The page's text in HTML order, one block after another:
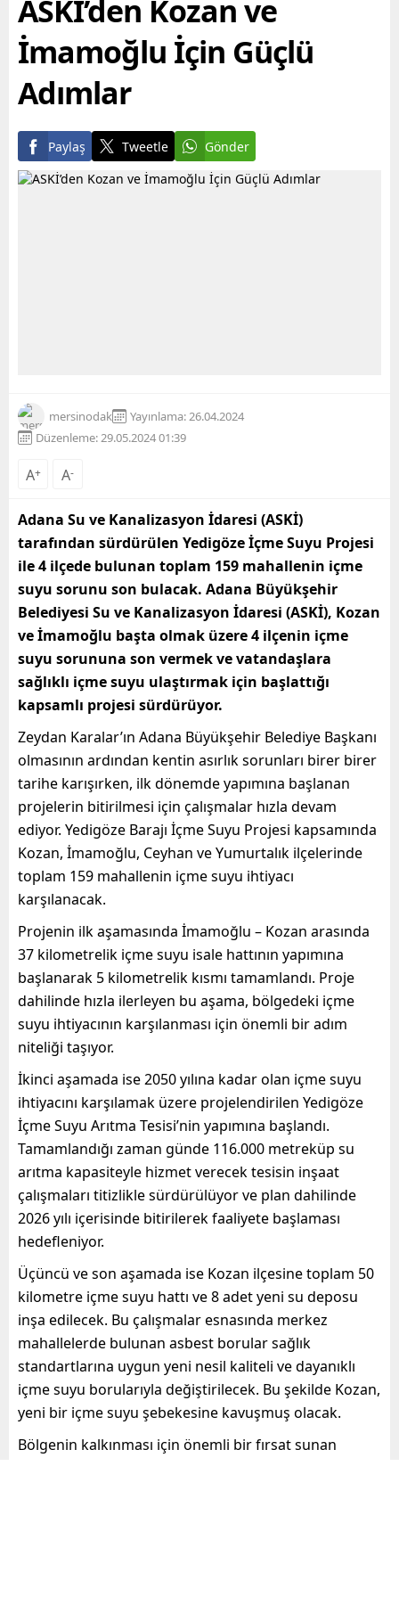
alabilmesine destek
olmayı hedefleyen
Büyükşehir...
yapının...
ASKİ’den Kozan ve
İmamoğlu İçin Güçlü
Adımlar
Paylaş Tweetle Gönder
mersinodak
Yayınlama: 26.04.2024
Düzenleme: 29.05.2024 01:39
A+ A-
Adana Su ve Kanalizasyon İdaresi (ASKİ)
tarafından sürdürülen Yedigöze İçme Suyu Projesi
ile 4 ilçede bulunan toplam 159 mahallenin içme
suyu sorunu son bulacak. Adana Büyükşehir
Belediyesi Su ve Kanalizasyon İdaresi (ASKİ), Kozan
ve İmamoğlu başta olmak üzere 4 ilçenin içme
suyu sorununa son vermek ve vatandaşlara
sağlıklı içme suyu ulaştırmak için başlattığı
kapsamlı projesi sürdürüyor.
Zeydan Karalar’ın Adana Büyükşehir Belediye Başkanı
olmasının ardından kentin asırlık sorunları birer birer
tarihe karışırken, ilk dönemde yapımına başlanan
projelerin bitirilmesi için çalışmalar hızla devam
ediyor. Yedigöze Barajı İçme Suyu Projesi kapsamında
Kozan, İmamoğlu, Ceyhan ve Yumurtalık ilçelerinde
toplam 159 mahallenin içme suyu ihtiyacı
karşılanacak.
Projenin ilk aşamasında İmamoğlu – Kozan arasında
37 kilometrelik içme suyu isale hattının yapımına
başlanarak 5 kilometrelik kısmı tamamlandı. Proje
dahilinde hızla ilerleyen bu aşama, bölgedeki içme
suyu ihtiyacının karşılanması için önemli bir adım
niteliği taşıyor.
İkinci aşamada ise 2050 yılına kadar olan içme suyu
ihtiyacını karşılamak üzere projelendirilen Yedigöze
İçme Suyu Arıtma Tesisi’nin yapımına başlandı.
Tamamlandığı zaman günde 116.000 metreküp su
arıtma kapasiteyle hizmet verecek tesisin inşaat
çalışmaları titizlikle sürdürülüyor ve plan dahilinde
2026 yılı içerisinde bitirilerek faaliyete başlaması
hedefleniyor.
Üçüncü ve son aşamada ise Kozan ilçesine toplam 50
kilometre içme suyu hattı ve 8 adet yeni su deposu
inşa edilecek. Bu çalışmalar esnasında merkez
mahallelerde bulunan asbest borular sağlık
standartlarına uygun yeni nesil kaliteli ve dayanıklı
içme suyu borularıyla değiştirilecek. Bu şekilde Kozan,
yeni bir içme suyu şebekesine kavuşmuş olacak.
Bölgenin kalkınması için önemli bir fırsat sunan